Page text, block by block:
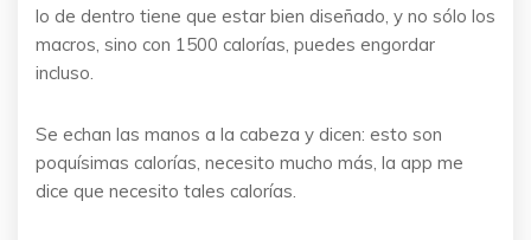
lo de dentro tiene que estar bien diseñado, y no sólo los
macros, sino con 1500 calorías, puedes engordar
incluso.
Se echan las manos a la cabeza y dicen: esto son
poquísimas calorías, necesito mucho más, la app me
dice que necesito tales calorías.